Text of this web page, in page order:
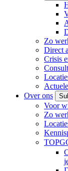
Zo
Direct
Crisis
Over ons
Voor
Zo